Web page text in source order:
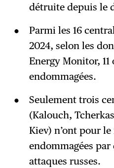
détruite depuis le
Parmi les 16
2024, selon les
Energy Monitor,
endommagées.
Seulement trois
(Kalouch,
Kiev) n’ont pour
endommagées par
attaques russes.